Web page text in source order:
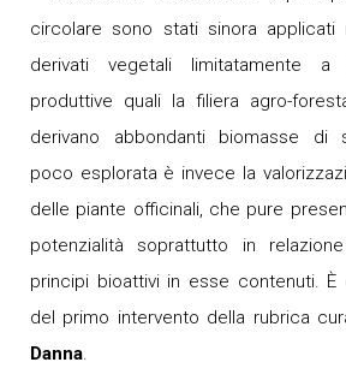
circolare sono stati sinora
derivati vegetali limitatamente a
produttive quali la filiera agro-
derivano abbondanti biomasse di
poco esplorata è invece la
delle piante officinali, che pure
potenzialità soprattutto in
principi bioattivi in esse contenuti.
del primo intervento della rubrica
Danna.